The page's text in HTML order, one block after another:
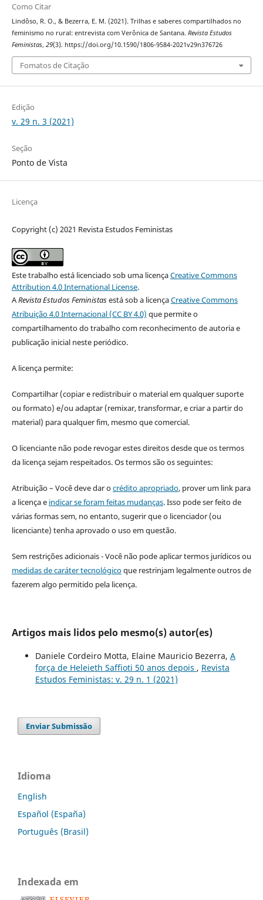
Como Citar
Lindôso, R. O., & Bezerra, E. M. (2021). Trilhas e saberes compartilhados no
feminismo no rural: entrevista com Verônica de Santana. Revista Estudos
Feministas, 29(3). https://doi.org/10.1590/1806-9584-2021v29n376726
Fomatos de Citação
Edição
v. 29 n. 3 (2021)
Seção
Ponto de Vista
Licença
Copyright (c) 2021 Revista Estudos Feministas
Este trabalho está licenciado sob uma licençaCreative Commons
Attribution 4.0 International License.
ARevista Estudos Feministasestá sob a licençaCreative Commons
Atribuição 4.0 Internacional (CC BY 4.0) que permite o
compartilhamento do trabalho com reconhecimento de autoria e
publicação inicial neste periódico.
A licença permite:
Compartilhar (copiar e redistribuir o material em qualquer suporte
ou formato) e/ou adaptar (remixar, transformar, e criar a partir do
material) para qualquer fim, mesmo que comercial.
O licenciante não pode revogar estes direitos desde que os termos
da licença sejam respeitados. Os termos são os seguintes:
Atribuição – Você deve dar ocrédito apropriado, prover um link para
a licença e indicar se foram feitas mudanças. Isso pode ser feito de
várias formas sem, no entanto, sugerir que o licenciador (ou
licenciante) tenha aprovado o uso em questão.
Sem restrições adicionais - Você não pode aplicar termos jurídicos ou
medidas de caráter tecnológicoque restrinjam legalmente outros de
fazerem algo permitido pela licença.
Artigos mais lidos pelo mesmo(s) autor(es)
Daniele Cordeiro Motta, Elaine Mauricio Bezerra, A
força de Heleieth Saffioti 50 anos depois , Revista
Estudos Feministas: v. 29 n. 1 (2021)
Enviar Submissão
Idioma
English
Español (España)
Português (Brasil)
Indexada em